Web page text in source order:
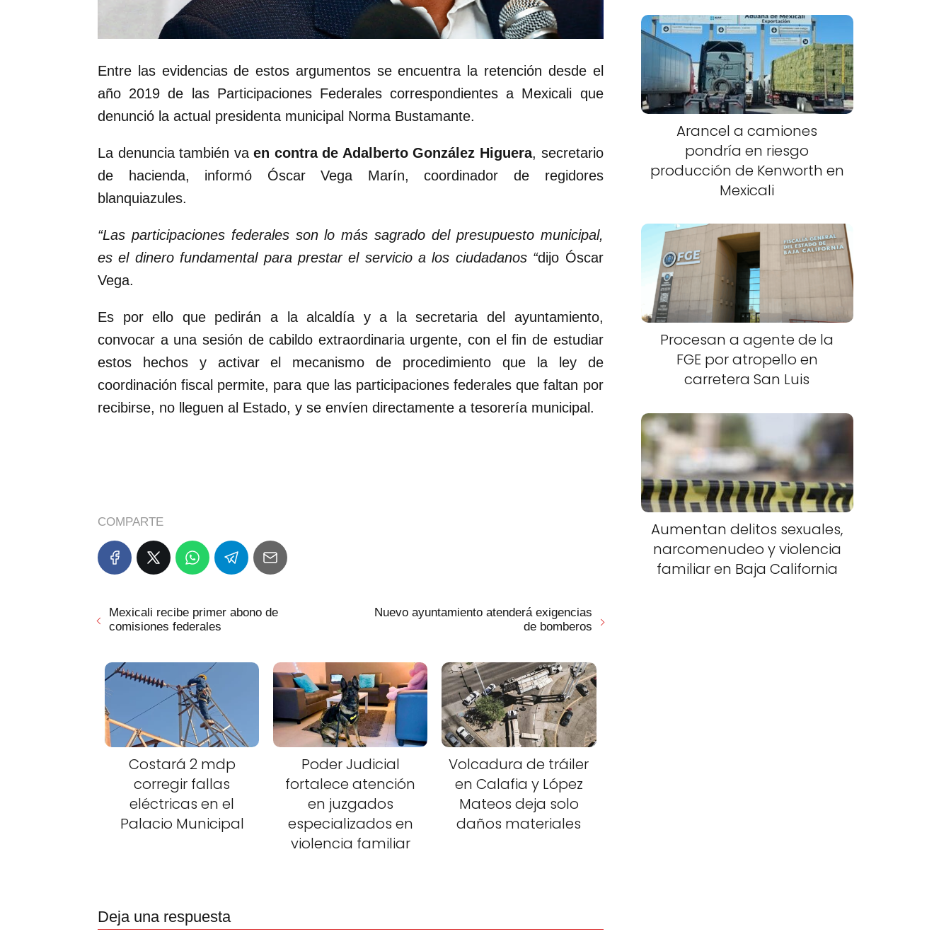
Entre las evidencias de estos argumentos se encuentra la retención desde el
año 2019 de las Participaciones Federales correspondientes a Mexicali que
denunció la actual presidenta municipal Norma Bustamante.
La denuncia también vaen contra de Adalberto González Higuera, secretario
de hacienda, informó Óscar Vega Marín, coordinador de regidores
blanquiazules.
“Las participaciones federales son lo más sagrado del presupuesto municipal,
es el dinero fundamental para prestar el servicio a los ciudadanos “dijo Óscar
Vega.
Es por ello que pedirán a la alcaldía y a la secretaria del ayuntamiento,
convocar a una sesión de cabildo extraordinaria urgente, con el fin de estudiar
estos hechos y activar el mecanismo de procedimiento que la ley de
coordinación fiscal permite, para que las participaciones federales que faltan por
recibirse, no lleguen al Estado, y se envíen directamente a tesorería municipal.
COMPARTE
Mexicali recibe primer abono de
comisiones federales
Nuevo ayuntamiento atenderá exigencias
de bomberos
Costará 2 mdp
corregir fallas
eléctricas en el
Palacio Municipal
Poder Judicial
fortalece atención
en juzgados
especializados en
violencia familiar
Volcadura de tráiler
en Calafia y López
Mateos deja solo
daños materiales
Deja una respuesta
Arancel a camiones
pondría en riesgo
producción de Kenworth en
Mexicali
Procesan a agente de la
FGE por atropello en
carretera San Luis
Aumentan delitos sexuales,
narcomenudeo y violencia
familiar en Baja California